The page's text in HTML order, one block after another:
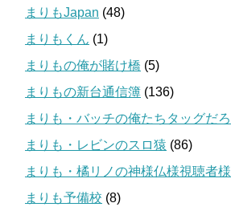
まりもJapan (48)
まりもくん (1)
まりもの俺が賭け橋 (5)
まりもの新台通信簿 (136)
まりも・バッチの俺たちタッグだろ
まりも・レビンのスロ猿 (86)
まりも・橘リノの神様仏様視聴者様
まりも予備校 (8)